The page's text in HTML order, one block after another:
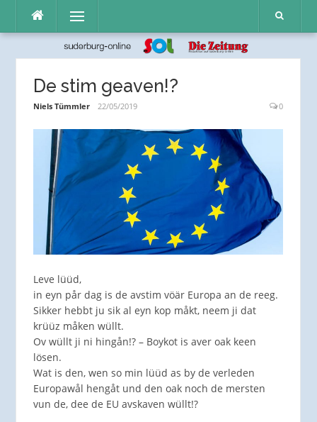
Inhalt
Menü
De stim geaven!?
Niels Tümmler 22/05/2019 0
Leve lüüd,
in eyn pår dag is de avstim vöär Europa an de reeg.
Sikker hebbt ju sik al eyn kop måkt, neem ji dat
krüüz måken wüllt.
Ov wüllt ji ni hingån!? – Boykot is aver oak keen
lösen.
Wat is den, wen so min lüüd as by de verleden
Europawål hengåt und den oak noch de mersten
vun de, dee de EU avskaven wüllt!?